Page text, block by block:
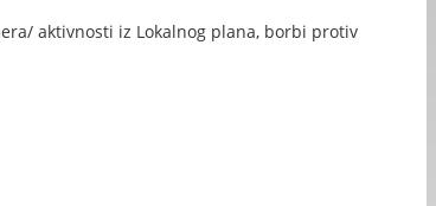
aktivnosti iz Lokalnog plana, borbi protiv